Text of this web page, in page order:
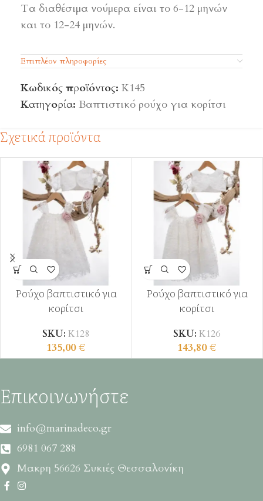
Τα διαθέσιμα νούμερα είναι το 6-12 μηνών
και το 12-24 μηνών.
Επιπλέον πληροφορίες
Κωδικός προϊόντος: Κ145
Κατηγορία: Βαπτιστικό ρούχο για κορίτσι
Σχετικά προϊόντα
Ρούχο βαπτιστικό για
κορίτσι
SKU: Κ128
135,00€
Ρούχο βαπτιστικό για
κορίτσι
SKU: Κ126
143,80€
Επικοινωνήστε
info@marinadeco.gr
6981 067 288
Μακρη 56626 Συκιές Θεσσαλονίκη